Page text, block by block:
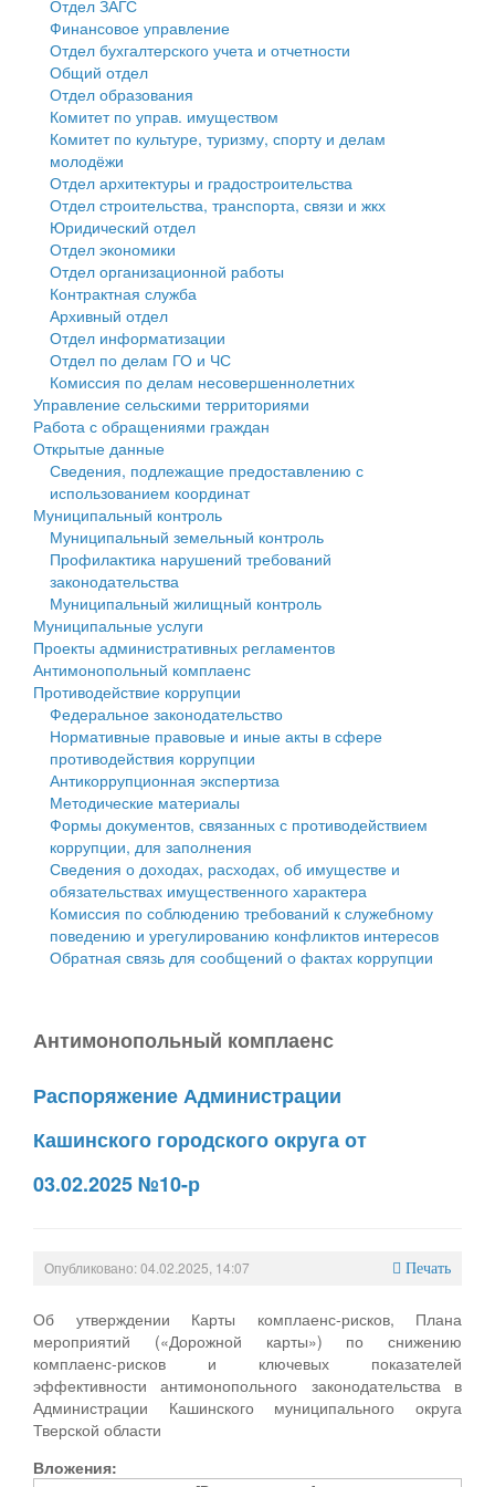
Государственные услуги
Промышленность и АПК
Экономика и бизнес
Символика
Устав
Гостям округа
Туризм
Культура
Образование
Здравоохранение
Социальная защита
Фотоальбом
муниципального округа Тверской области
Администрация Кашинского муниципального округа
Тверской области
Управление сельскими территориями
Открытые данные
Работа с обращениями граждан
Муниципальный контроль
Муниципальные услуги
Проекты административных регламентов
Антимонопольный комплаенс
Противодействие коррупции
Финансовое управление
Бюджет для граждан
Имущество
Выявление правообладателей ранее учтенных
объектов недвижимости
Имущественная поддержка субъектов малого и
среднего предпринимательства
Информационная поддержка субъектов малого и
среднего предпринимательства
Муниципальные программы
Контрольно-счетная палата
Персональные данные
Оценка регулирующего воздействия
Деятельность МУ
Нормативы градостроительного проектирования
Правила землепользования и застройки
Генеральные планы
Проекты планировки территории
Собрание депутатов
Городское поселение
Сельские поселения
Отдел ЗАГС
Финансовое управление
Отдел бухгалтерского учета и отчетности
Общий отдел
Отдел образования
Комитет по управ. имуществом
Комитет по культуре, туризму, спорту и делам
молодёжи
Отдел архитектуры и градостроительства
Отдел строительства, транспорта, связи и жкх
Юридический отдел
Отдел экономики
Отдел организационной работы
Контрактная служба
Архивный отдел
Отдел информатизации
Отдел по делам ГО и ЧС
Комиссия по делам несовершеннолетних
Управление сельскими территориями
Работа с обращениями граждан
Открытые данные
Сведения, подлежащие предоставлению с
использованием координат
Муниципальный контроль
Муниципальный земельный контроль
Профилактика нарушений требований
законодательства
Муниципальный жилищный контроль
Муниципальные услуги
Проекты административных регламентов
Антимонопольный комплаенс
Противодействие коррупции
Федеральное законодательство
Нормативные правовые и иные акты в сфере
противодействия коррупции
Антикоррупционная экспертиза
Методические материалы
Формы документов, связанных с противодействием
коррупции, для заполнения
Сведения о доходах, расходах, об имуществе и
обязательствах имущественного характера
Комиссия по соблюдению требований к служебному
поведению и урегулированию конфликтов интересов
Обратная связь для сообщений о фактах коррупции
Антимонопольный комплаенс
Распоряжение Администрации
Кашинского городского округа от
03.02.2025 №10-р
Опубликовано: 04.02.2025, 14:07 Печать
Об утверждении Карты комплаенс-рисков, Плана
мероприятий («Дорожной карты») по снижению
комплаенс-рисков и ключевых показателей
эффективности антимонопольного законодательства в
Администрации Кашинского муниципального округа
Тверской области
Вложения: